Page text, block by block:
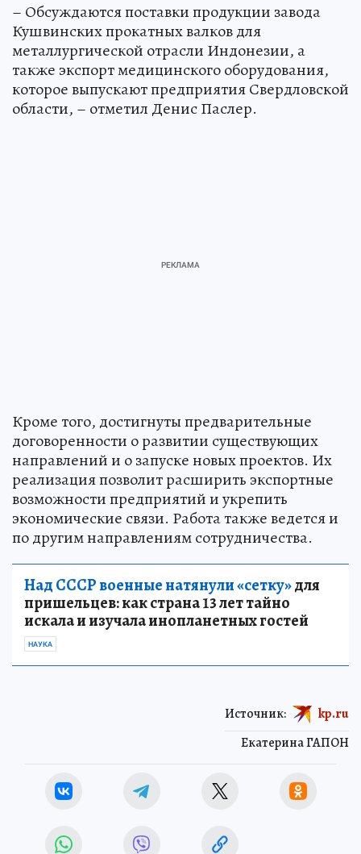
– Обсуждаются поставки продукции завода
Кушвинских прокатных валков для
металлургической отрасли Индонезии, а
также экспорт медицинского оборудования,
которое выпускают предприятия Свердловской
области, – отметил Денис Паслер.
Кроме того, достигнуты предварительные
договоренности о развитии существующих
направлений и о запуске новых проектов. Их
реализация позволит расширить экспортные
возможности предприятий и укрепить
экономические связи. Работа также ведется и
по другим направлениям сотрудничества.
Над СССР военные натянули «сетку»для
пришельцев: как страна 13 лет тайно
искала и изучала инопланетных гостей
НАУКА
Екатерина ГАПОН
Источник: kp.ru